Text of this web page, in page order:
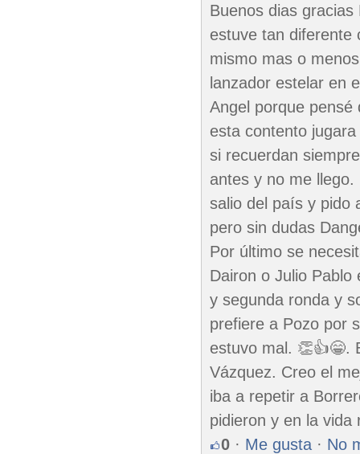
Buenos dias
estuve tan diferente
mismo mas o
lanzador estelar en
Angel porque
esta contento
si recuerdan
antes y no me
salio del país y pido
pero sin dudas
Por último se
Dairon o Julio
y segunda ronda y
prefiere a Pozo por
estuvo mal. 👏👍😁.
Vázquez. Creo el
iba a repetir a
pidieron y en la
0 · Me gusta · No